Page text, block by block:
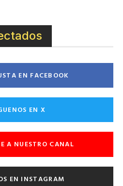
EN FACEBOOK
EN X
A NUESTRO CANAL
EN INSTAGRAM